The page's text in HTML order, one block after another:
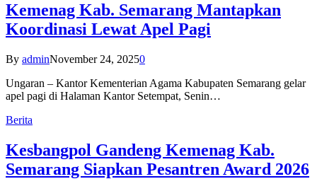
Kemenag Kab. Semarang Mantapkan
Koordinasi Lewat Apel Pagi
By adminNovember 24, 20250
Ungaran – Kantor Kementerian Agama Kabupaten Semarang gelar
apel pagi di Halaman Kantor Setempat, Senin…
Berita
Kesbangpol Gandeng Kemenag Kab.
Semarang Siapkan Pesantren Award 2026